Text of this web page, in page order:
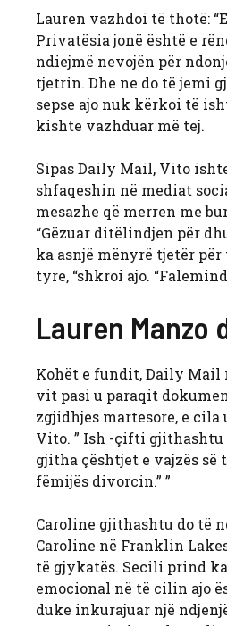
Lauren vazhdoi të thotë:
Privatësia jonë është e
ndiejmë nevojën për
tjetrin. Dhe ne do të jemi
sepse ajo nuk kërkoi të
kishte vazhduar më tej.
Sipas Daily Mail, Vito
shfaqeshin në mediat
mesazhe që merren me
“Gëzuar ditëlindjen për
ka asnjë mënyrë tjetër për
tyre, “shkroi ajo.
Lauren Manzo
Kohët e fundit, Daily Mail
vit pasi u paraqit
zgjidhjes martesore, e
Vito. ” Ish -çifti gjithashtu
gjitha çështjet e vajzës së
fëmijës divorcin.” ”
Caroline gjithashtu do të
Caroline në Franklin
të gjykatës. Secili prind
emocional në të cilin ajo
duke inkurajuar një